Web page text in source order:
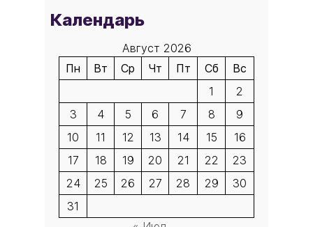
Календарь
Август 2026
Пн
Вт Ср Чт Пт Сб
Вс
1
2
3
4 5 6 7 8
9
10
11 12 13 14 15
16
17
18 19 20 21 22
23
24
25 26 27 28 29
30
31